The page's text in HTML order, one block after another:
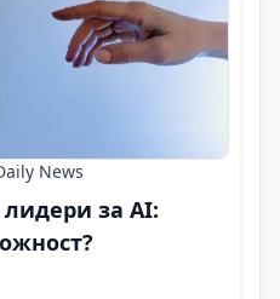
News
за AI: